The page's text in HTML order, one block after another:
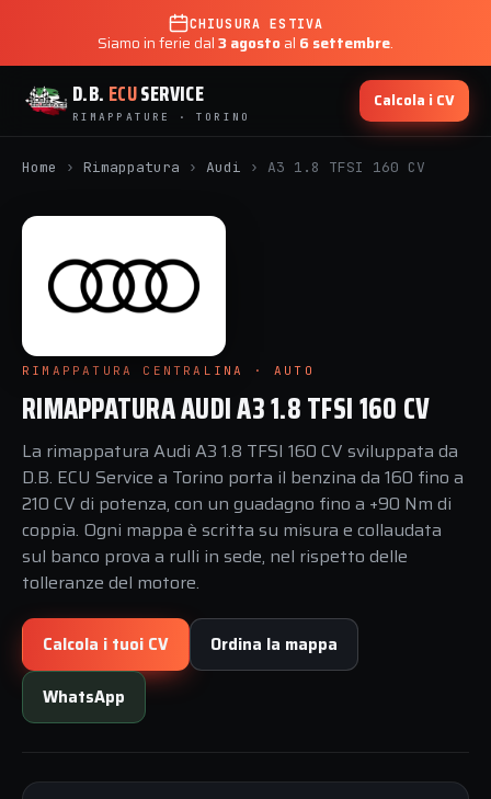
CHIUSURA ESTIVA
Siamo in ferie dal3 agostoal 6 settembre.
D.B. ECUSERVICE
RIMAPPATURE · TORINO
Calcola i CV
Home › Rimappatura › Audi › A3 1.8 TFSI 160 CV
RIMAPPATURA CENTRALINA · AUTO
RIMAPPATURA AUDI A3 1.8 TFSI 160 CV
La rimappatura Audi A3 1.8 TFSI 160 CV sviluppata da
D.B. ECU Service a Torino porta il benzina da 160 fino a
210 CV di potenza, con un guadagno fino a +90 Nm di
coppia. Ogni mappa è scritta su misura e collaudata
sul banco prova a rulli in sede, nel rispetto delle
tolleranze del motore.
Calcola i tuoi CV Ordina la mappa
WhatsApp